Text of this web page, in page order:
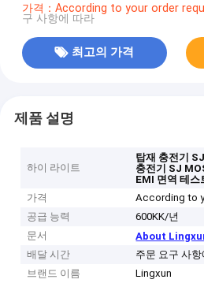
가격：According to your order
구 사항에 따라
최고의 가격
제품 설명
하이 라이트
탑재 충전기
충전기 SJ
EMI 면역 테
가격
According to
공급 능력
600KK/년
문서
About
배달 시간
주문 요구 사
브랜드 이름
Lingxun